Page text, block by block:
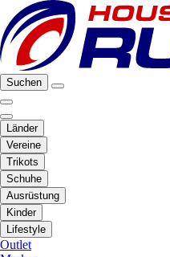
Suchen
Länder
Vereine
Trikots
Schuhe
Ausrüstung
Kinder
Lifestyle
Outlet